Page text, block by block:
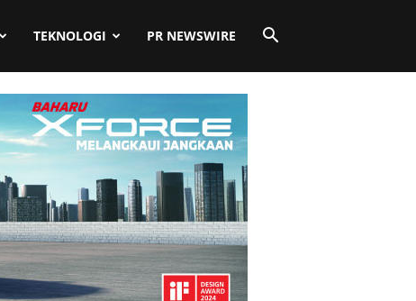
TEKNOLOGI PR NEWSWIRE